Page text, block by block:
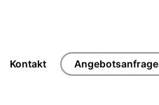
Kontakt Angebotsanfrage